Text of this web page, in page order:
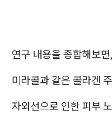
연구 내용을 종합해보면,
미라콜과 같은 콜라겐
자외선으로 인한 피부